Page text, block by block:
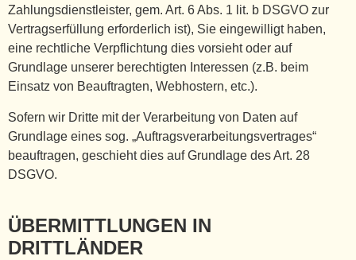
Zahlungsdienstleister, gem. Art. 6 Abs. 1 lit. b DSGVO zur
Vertragserfüllung erforderlich ist), Sie eingewilligt haben,
eine rechtliche Verpflichtung dies vorsieht oder auf
Grundlage unserer berechtigten Interessen (z.B. beim
Einsatz von Beauftragten, Webhostern, etc.).
Sofern wir Dritte mit der Verarbeitung von Daten auf
Grundlage eines sog. „Auftragsverarbeitungsvertrages“
beauftragen, geschieht dies auf Grundlage des Art. 28
DSGVO.
ÜBERMITTLUNGEN IN
DRITTLÄNDER